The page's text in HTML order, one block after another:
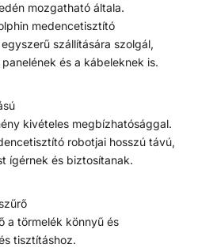
mozgatható általa.
medencetisztító
szállítására szolgál,
és a kábeleknek is.
kivételes megbízhatósággal.
robotjai hosszú távú,
ígérnek és biztosítanak.
a törmelék könnyű és
tisztításhoz.